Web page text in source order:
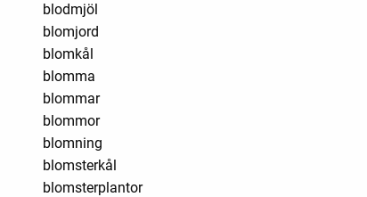
blodmjöl
blomjord
blomkål
blomma
blommar
blommor
blomning
blomsterkål
blomsterplantor